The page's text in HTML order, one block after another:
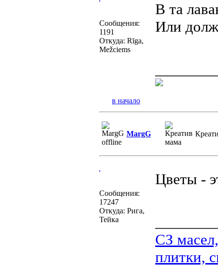
Сообщения:
1191
Откуда: Rīga,
Mežciems
В та
Или
в начало
MargG
Сообщения:
17247
Откуда: Рига,
Тейка
Цветы -
СЗ
плитки,